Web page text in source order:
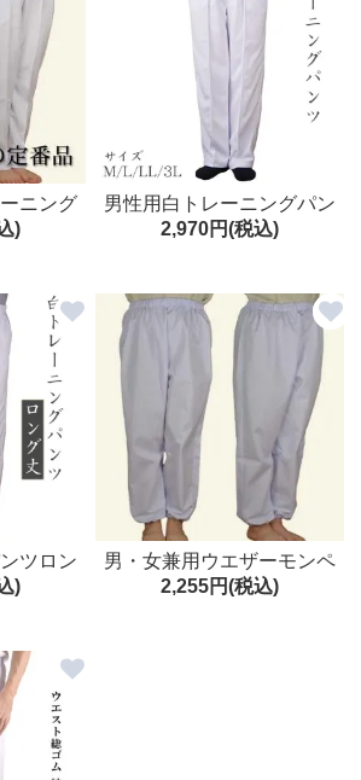
ニング
フォー
)
男性用白トレーニングパン
ツ ウエスト総ゴム M/L/LL/3
白衣下 ユニフォーム トレパ
ン 祭り
2,970円(税込)
ツロン
ンツ 白
)
男・女兼用ウエザーモンペ
巡礼 もんぺ トレーニング
2,255円(税込)